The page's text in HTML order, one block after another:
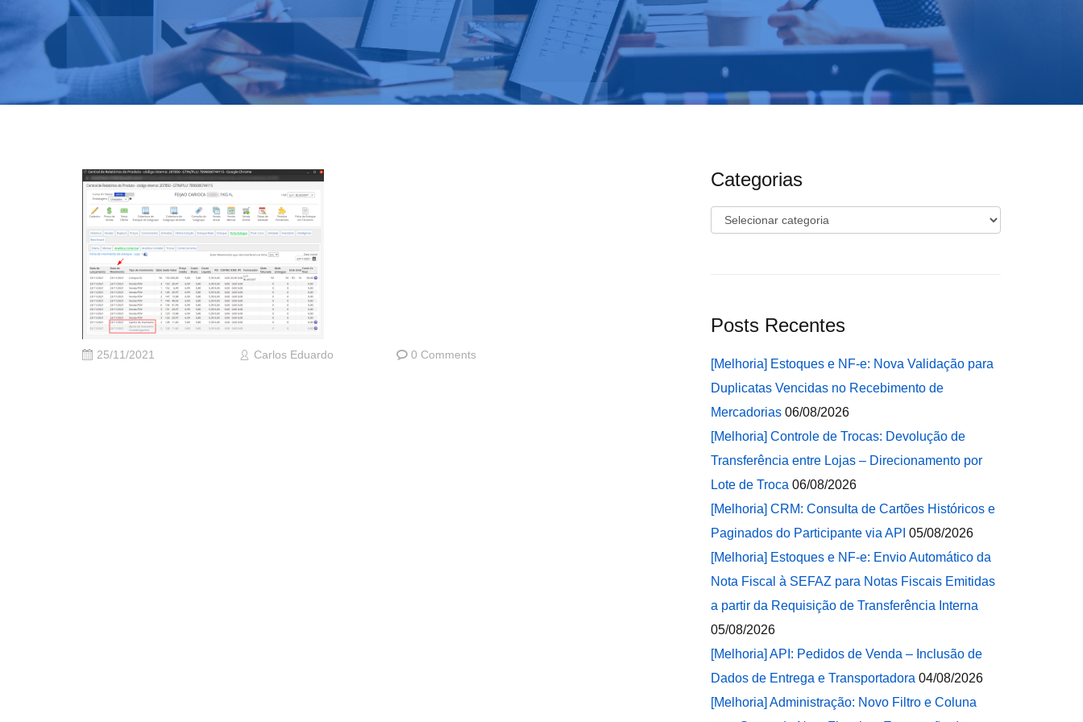
25/11/2021 Carlos Eduardo 0 Comments
Categorias
Categorias
Posts Recentes
[Melhoria] Estoques e NF-e: Nova Validação para
Duplicatas Vencidas no Recebimento de
Mercadorias 06/08/2026
[Melhoria] Controle de Trocas: Devolução de
Transferência entre Lojas – Direcionamento por
Lote de Troca 06/08/2026
[Melhoria] CRM: Consulta de Cartões Históricos e
Paginados do Participante via API 05/08/2026
[Melhoria] Estoques e NF-e: Envio Automático da
Nota Fiscal à SEFAZ para Notas Fiscais Emitidas
a partir da Requisição de Transferência Interna
05/08/2026
[Melhoria] API: Pedidos de Venda – Inclusão de
Dados de Entrega e Transportadora 04/08/2026
[Melhoria] Administração: Novo Filtro e Coluna